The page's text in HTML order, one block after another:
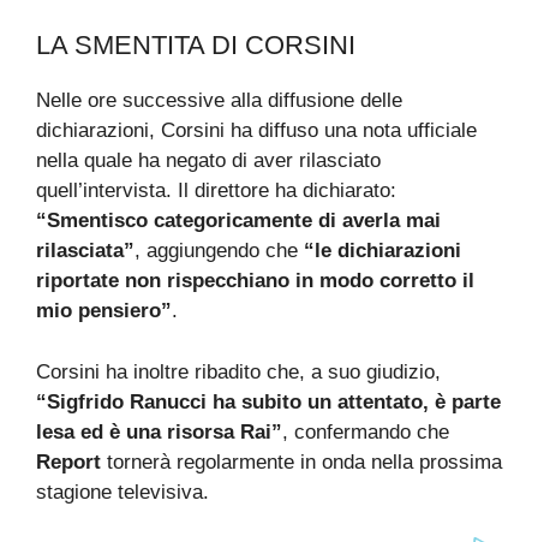
LA SMENTITA DI CORSINI
Nelle ore successive alla diffusione delle
dichiarazioni, Corsini ha diffuso una nota ufficiale
nella quale ha negato di aver rilasciato
quell’intervista. Il direttore ha dichiarato:
“Smentisco categoricamente di averla mai
rilasciata”, aggiungendo che “le dichiarazioni
riportate non rispecchiano in modo corretto il
mio pensiero”.
Corsini ha inoltre ribadito che, a suo giudizio,
“Sigfrido Ranucci ha subito un attentato, è parte
lesa ed è una risorsa Rai”, confermando che
Report tornerà regolarmente in onda nella prossima
stagione televisiva.